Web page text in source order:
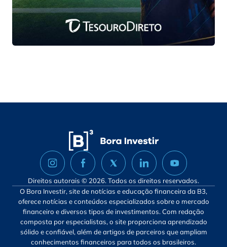
Direitos autorais © 2026. Todos os direitos reservados.
O Bora Investir, site de notícias e educação financeira da B3,
oferece notícias e conteúdos especializados sobre o mercado
financeiro e diversos tipos de investimentos. Com redação
composta por especialistas, o site proporciona aprendizado
sólido e confiável, além de artigos de parceiros que ampliam
conhecimentos financeiros para todos os brasileiros.